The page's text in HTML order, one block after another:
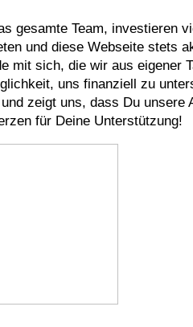
gesamte Team, investieren
und diese Webseite stets
mit sich, die wir aus eigener
uns finanziell zu
zeigt uns, dass Du unsere
für Deine Unterstützung!